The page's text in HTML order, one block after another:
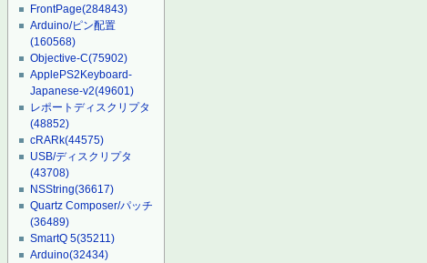
FrontPage(284843)
Arduino/ピン配置
(160568)
Objective-C(75902)
ApplePS2Keyboard-
Japanese-v2(49601)
レポートディスクリプタ
(48852)
cRARk(44575)
USB/ディスクリプタ
(43708)
NSString(36617)
Quartz Composer/パッチ
(36489)
SmartQ 5(35211)
Arduino(32434)